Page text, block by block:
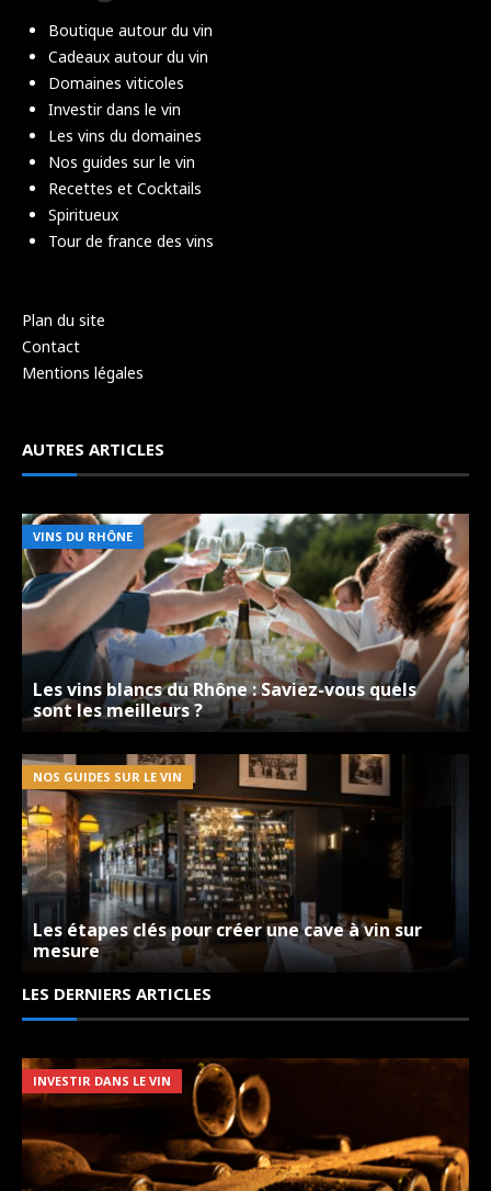
Boutique autour du vin
Cadeaux autour du vin
Domaines viticoles
Investir dans le vin
Les vins du domaines
Nos guides sur le vin
Recettes et Cocktails
Spiritueux
Tour de france des vins
Plan du site
Contact
Mentions légales
AUTRES ARTICLES
VINS DU RHÔNE
Les vins blancs du Rhône : Saviez-vous quels
sont les meilleurs ?
NOS GUIDES SUR LE VIN
Les étapes clés pour créer une cave à vin sur
mesure
LES DERNIERS ARTICLES
INVESTIR DANS LE VIN